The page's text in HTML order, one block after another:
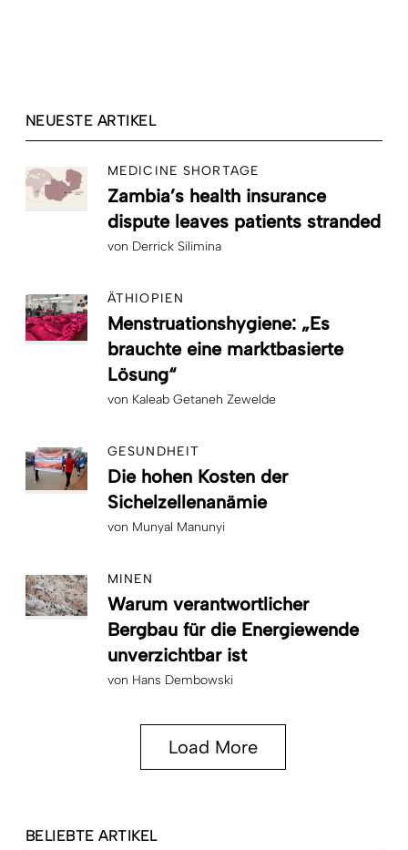
NEUESTE ARTIKEL
MEDICINE SHORTAGE
Zambia’s health insurance
dispute leaves patients stranded
von Derrick Silimina
ÄTHIOPIEN
Menstruationshygiene: „Es
brauchte eine marktbasierte
Lösung“
von Kaleab Getaneh Zewelde
GESUNDHEIT
Die hohen Kosten der
Sichelzellenanämie
von Munyal Manunyi
MINEN
Warum verantwortlicher
Bergbau für die Energiewende
unverzichtbar ist
von Hans Dembowski
Load More
BELIEBTE ARTIKEL